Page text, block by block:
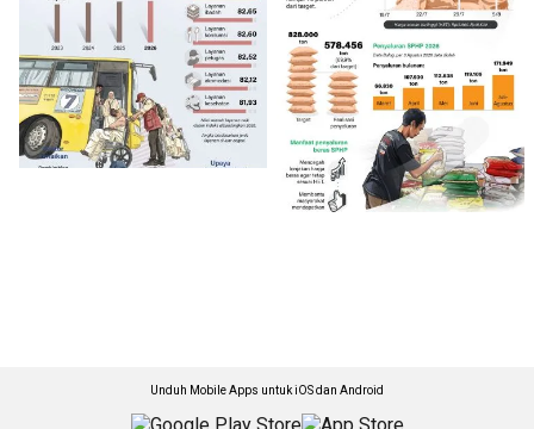
Unduh Mobile Apps untuk iOS dan Android